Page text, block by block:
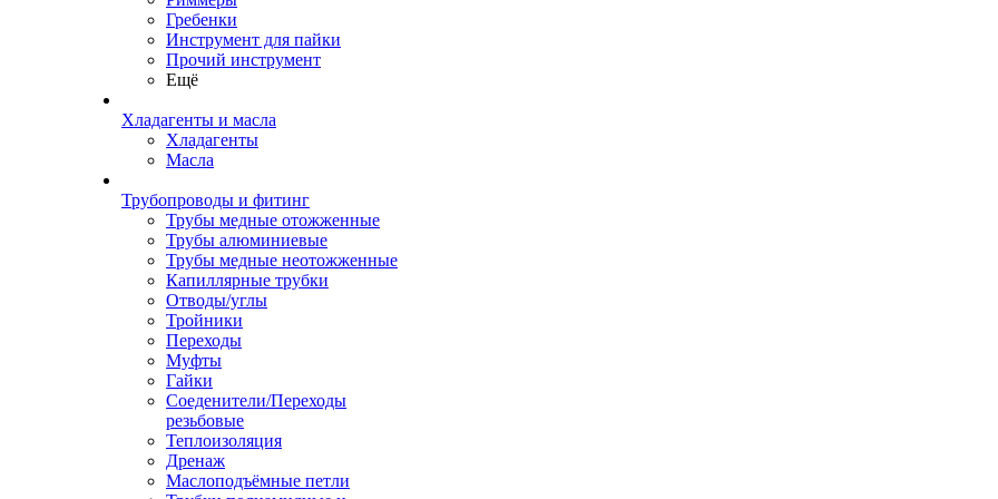
Гребенки
Инструмент для пайки
Прочий инструмент
Ещё
Хладагенты и масла
Хладагенты
Масла
Трубопроводы и фитинг
Трубы медные отожженные
Трубы алюминиевые
Трубы медные неотожженные
Капиллярные трубки
Отводы/углы
Тройники
Переходы
Муфты
Гайки
Соеденители/Переходы
резьбовые
Теплоизоляция
Дренаж
Маслоподъёмные петли